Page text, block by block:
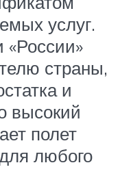
услуг.
страны,
и
высокий
полет
любого